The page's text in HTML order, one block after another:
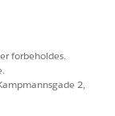
forbeholdes.
2,